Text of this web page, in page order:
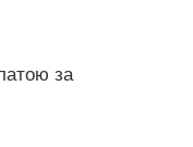
за